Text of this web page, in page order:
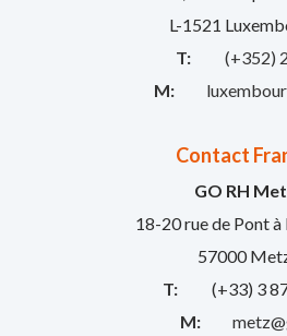
L-1521
T:
(+352)
M:
Contact
GO RH
18-20 rue de Pont
57000
T:
(+33) 3
M: